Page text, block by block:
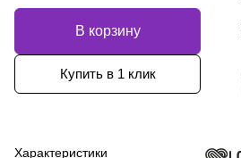
В корзину
Купить в 1 клик
Характеристики